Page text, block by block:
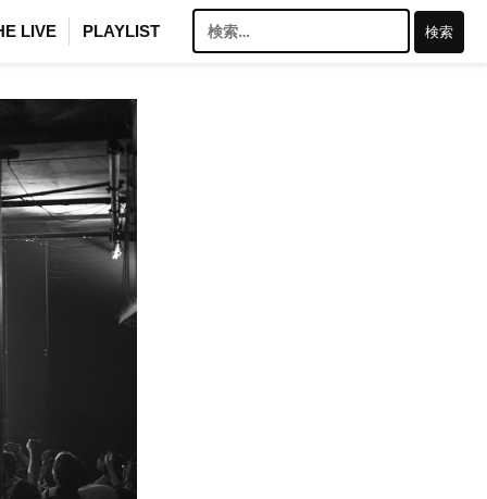
LIVE PLAYLIST
索: